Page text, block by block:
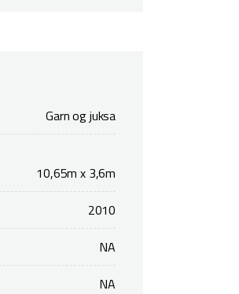
Garn og juksa
10,65m x 3,6m
2010
NA
NA